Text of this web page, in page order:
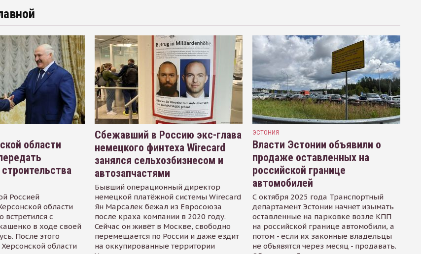
области
Россией
области
встретился с
в ходе своей
После этого
области
Сбежавший в Россию экс-глава
немецкого финтеха Wirecard
занялся сельхозбизнесом и
автозапчастями
Бывший операционный директор
немецкой платёжной системы Wirecard
Ян Марсалек бежал из Евросоюза
после краха компании в 2020 году.
Сейчас он живёт в Москве, свободно
перемещается по России и даже ездит
на оккупированные территории
ЭСТОНИЯ
Власти Эстонии объявили о
продаже оставленных на
российской границе
автомобилей
С октября 2025 года Транспортный
департамент Эстонии начнет изымать
оставленные на парковке возле КПП
на российской границе автомобили, а
потом - если их законные владельцы
не объявятся через месяц - продавать.